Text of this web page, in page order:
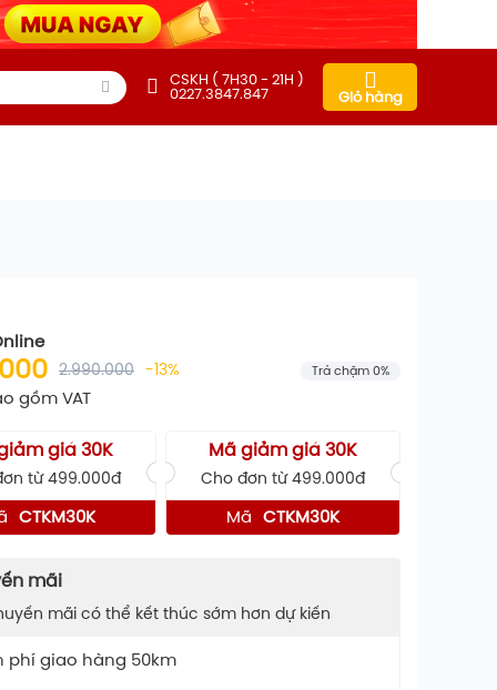
CSKH ( 7H30 - 21H )
0227.3847.847
Giỏ hàng
2.990.000 -13% Trả chậm 0%
gồm VAT
giá 30K
từ 499.000đ
CTKM30K
Mã giảm giá 30K
Cho đơn từ 499.000đ
Mã CTKM30K
mãi
mãi có thể kết thúc sớm hơn dự kiến
phí giao hàng 50km